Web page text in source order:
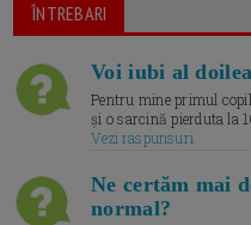
ÎNTREBARI
Voi iubi al
Pentru mine primul
și o sarcină pierduta la
Vezi raspunsuri
Ne certăm mai
normal?